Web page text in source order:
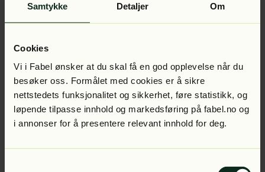
Samtykke Detaljer Om
Cookies
Vi i Fabel ønsker at du skal få en god opplevelse når du
besøker oss. Formålet med cookies er å sikre
nettstedets funksjonalitet og sikkerhet, føre statistikk, og
løpende tilpasse innhold og markedsføring på fabel.no og
i annonser for å presentere relevant innhold for deg.